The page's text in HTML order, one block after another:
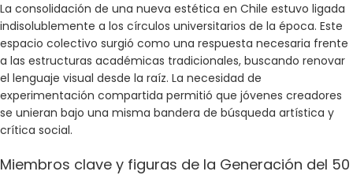
La consolidación de una nueva estética en Chile estuvo ligada
indisolublemente a los círculos universitarios de la época. Este
espacio colectivo surgió como una respuesta necesaria frente
a las estructuras académicas tradicionales, buscando renovar
el lenguaje visual desde la raíz. La necesidad de
experimentación compartida permitió que jóvenes creadores
se unieran bajo una misma bandera de búsqueda artística y
crítica social.
Miembros clave y figuras de la Generación del 50